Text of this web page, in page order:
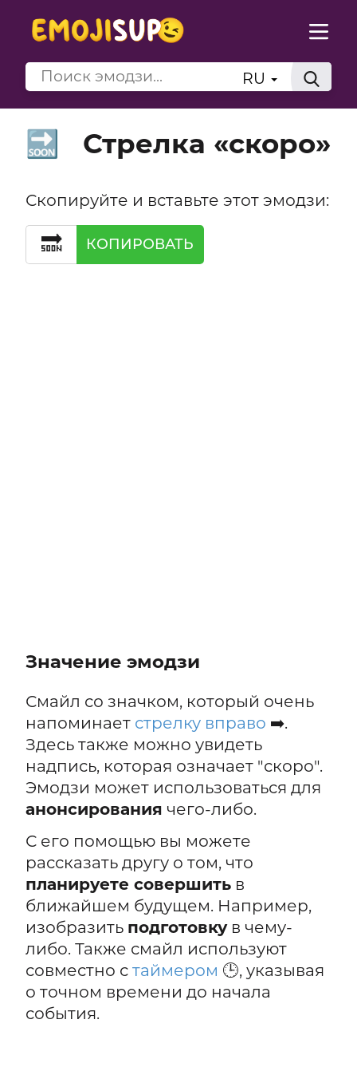
RU
🔜 Стрелка «скоро»
Скопируйте и вставьте этот эмодзи:
🔜 КОПИРОВАТЬ
Значение эмодзи
Смайл со значком, который очень
напоминает стрелку вправо ➡️.
Здесь также можно увидеть
надпись, которая означает "скоро".
Эмодзи может использоваться для
анонсирования чего-либо.
С его помощью вы можете
рассказать другу о том, что
планируете совершитьв
ближайшем будущем. Например,
изобразить подготовкув чему-
либо. Также смайл используют
совместно с таймером 🕒, указывая
о точном времени до начала
события.